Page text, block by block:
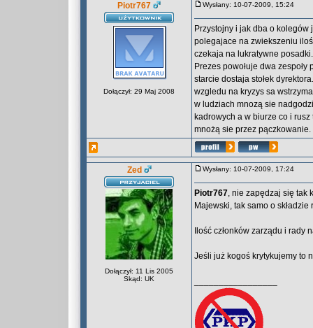
Piotr767
Dołączył: 29 Maj 2008
Wysłany: 10-07-2009, 15:24
Przystojny i jak dba o
polegajace na zwiekszeniu
czekaja na lukratywne
Prezes powołuje dwa
starcie dostaja stołek
wzgledu na kryzys sa
w ludziach mnozą sie
kadrowych a w biurze co i
mnożą sie przez
Zed
Dołączył: 11 Lis 2005
Skąd: UK
Wysłany: 10-07-2009, 17:24
Piotr767, nie zapędzaj się tak
Majewski, tak samo o
Ilość członków zarządu i rady
Jeśli już kogoś krytykujemy to